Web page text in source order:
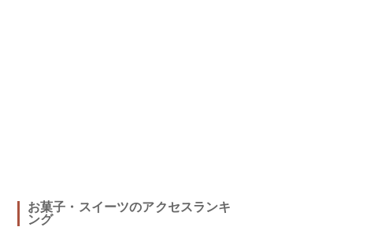
お菓子・スイーツのアクセスランキ
ング